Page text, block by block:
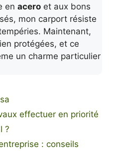
en acero et aux bons
mon carport résiste
Maintenant,
protégées, et ce
un charme particulier
effectuer en priorité
?
: conseils